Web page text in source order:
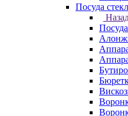
Посуда